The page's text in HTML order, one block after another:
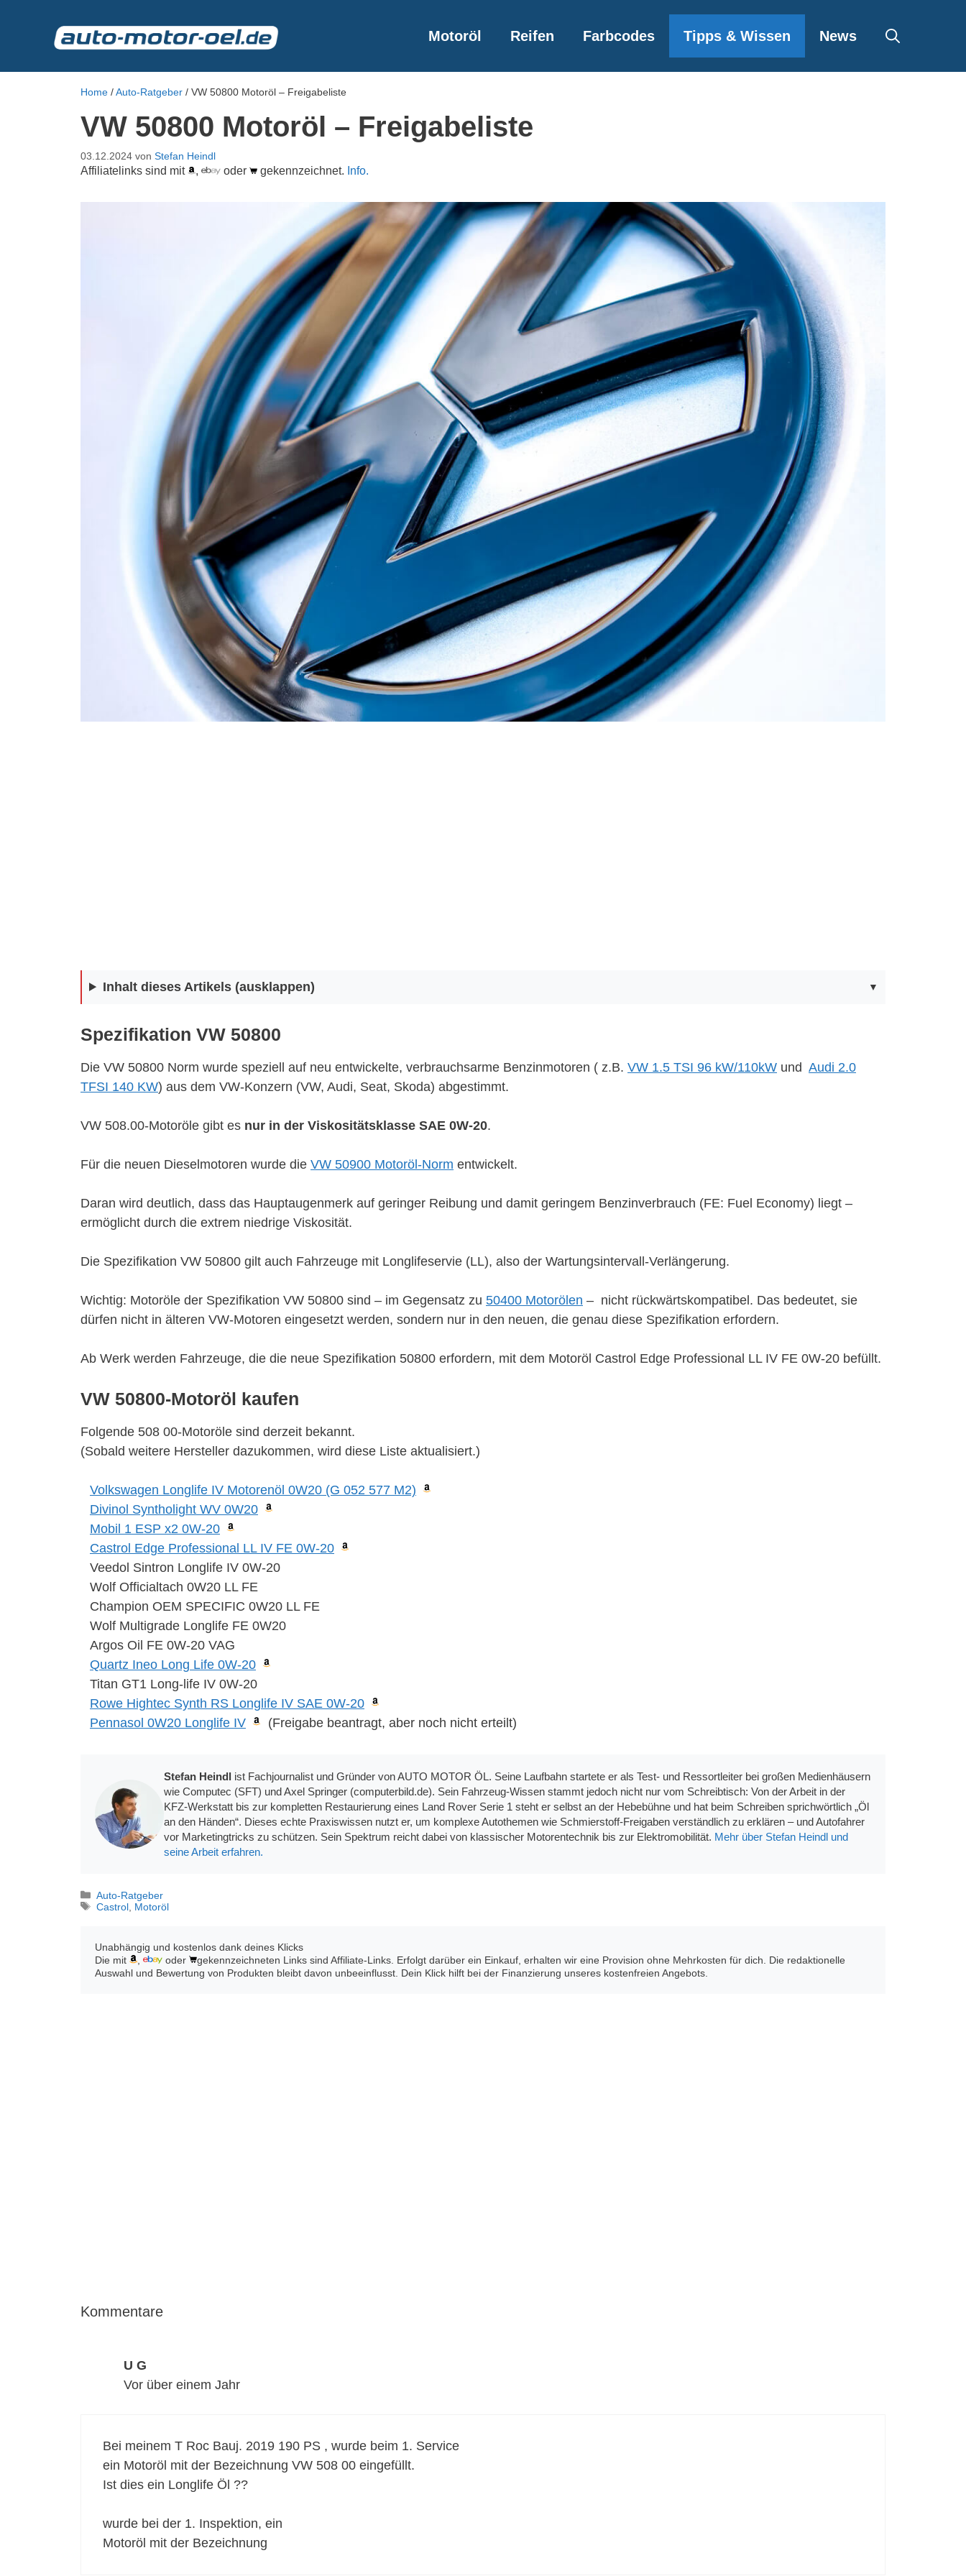
Motoröl Reifen Farbcodes Tipps & Wissen News
Home /Auto-Ratgeber / VW 50800 Motoröl – Freigabeliste
VW 50800 Motoröl – Freigabeliste
03.12.2024 von Stefan Heindl
Affiliatelinks sind mit , oder gekennzeichnet. Info.
Inhalt dieses Artikels (ausklappen)
Spezifikation VW 50800
Die VW 50800 Norm wurde speziell auf neu entwickelte, verbrauchsarme Benzinmotoren ( z.B. VW 1.5 TSI 96 kW/110kW und Audi 2.0
TFSI 140 KW) aus dem VW-Konzern (VW, Audi, Seat, Skoda) abgestimmt.
VW 508.00-Motoröle gibt es nur in der Viskositätsklasse SAE 0W-20.
Für die neuen Dieselmotoren wurde die VW 50900 Motoröl-Norm entwickelt.
Daran wird deutlich, dass das Hauptaugenmerk auf geringer Reibung und damit geringem Benzinverbrauch (FE: Fuel Economy) liegt –
ermöglicht durch die extrem niedrige Viskosität.
Die Spezifikation VW 50800 gilt auch Fahrzeuge mit Longlifeservie (LL), also der Wartungsintervall-Verlängerung.
Wichtig: Motoröle der Spezifikation VW 50800 sind – im Gegensatz zu 50400 Motorölen – nicht rückwärtskompatibel. Das bedeutet, sie
dürfen nicht in älteren VW-Motoren eingesetzt werden, sondern nur in den neuen, die genau diese Spezifikation erfordern.
Ab Werk werden Fahrzeuge, die die neue Spezifikation 50800 erfordern, mit dem Motoröl Castrol Edge Professional LL IV FE 0W-20 befüllt.
VW 50800-Motoröl kaufen
Folgende 508 00-Motoröle sind derzeit bekannt.
(Sobald weitere Hersteller dazukommen, wird diese Liste aktualisiert.)
Volkswagen Longlife IV Motorenöl 0W20 (G 052 577 M2)
Divinol Syntholight WV 0W20
Mobil 1 ESP x2 0W-20
Castrol Edge Professional LL IV FE 0W-20
Veedol Sintron Longlife IV 0W-20
Wolf Officialtach 0W20 LL FE
Champion OEM SPECIFIC 0W20 LL FE
Wolf Multigrade Longlife FE 0W20
Argos Oil FE 0W-20 VAG
Quartz Ineo Long Life 0W-20
Titan GT1 Long-life IV 0W-20
Rowe Hightec Synth RS Longlife IV SAE 0W-20
Pennasol 0W20 Longlife IV
(Freigabe beantragt, aber noch nicht erteilt)
Stefan Heindl ist Fachjournalist und Gründer von AUTO MOTOR ÖL. Seine Laufbahn startete er als Test- und Ressortleiter bei großen Medienhäusern
wie Computec (SFT) und Axel Springer (computerbild.de). Sein Fahrzeug-Wissen stammt jedoch nicht nur vom Schreibtisch: Von der Arbeit in der
KFZ-Werkstatt bis zur kompletten Restaurierung eines Land Rover Serie 1 steht er selbst an der Hebebühne und hat beim Schreiben sprichwörtlich „Öl
an den Händen“. Dieses echte Praxiswissen nutzt er, um komplexe Autothemen wie Schmierstoff-Freigaben verständlich zu erklären – und Autofahrer
vor Marketingtricks zu schützen. Sein Spektrum reicht dabei von klassischer Motorentechnik bis zur Elektromobilität. Mehr über Stefan Heindl und
seine Arbeit erfahren.
Kategorien
Auto-Ratgeber
Schlagwörter
Castrol Motoröl
Unabhängig und kostenlos dank deines Klicks
Die mit
oder
gekennzeichneten Links sind Affiliate-Links. Erfolgt darüber ein Einkauf, erhalten wir eine Provision ohne Mehrkosten für dich. Die redaktionelle
Auswahl und Bewertung von Produkten bleibt davon unbeeinflusst. Dein Klick hilft bei der Finanzierung unseres kostenfreien Angebots.
Kommentare
U G
Vor über einem Jahr
Bei meinem T Roc Bauj. 2019 190 PS , wurde beim 1. Service
ein Motoröl mit der Bezeichnung VW 508 00 eingefüllt.
Ist dies ein Longlife Öl ??
wurde bei der 1. Inspektion, ein
Motoröl mit der Bezeichnung